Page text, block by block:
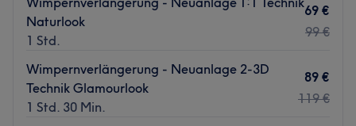
Naturlook
1 Std.
69 €
99 €
Wimpernverlängerung - Neuanlage 2-3D
Technik Glamourlook
1 Std. 30 Min.
89 €
119 €